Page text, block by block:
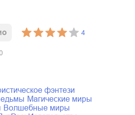
4
фэнтези
ведьмы
магические миры
волшебные миры